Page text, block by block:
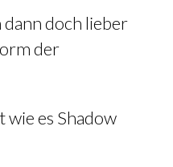
dann doch lieber
der
wie es Shadow